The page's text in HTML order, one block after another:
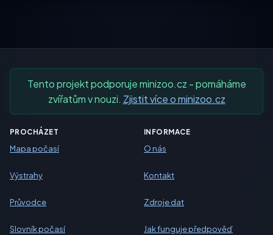
Tento projekt podporuje minizoo.cz - pomáháme
zvířatům v nouzi. Zjistit více o minizoo.cz
PROCHÁZET
Mapa počasí
Výstrahy
Průvodce
Slovník počasí
INFORMACE
O nás
Kontakt
Zdroje dat
Jak funguje předpověď